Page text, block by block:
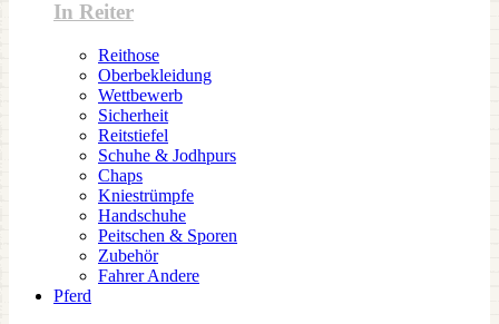
In Reiter
Reithose
Oberbekleidung
Wettbewerb
Sicherheit
Reitstiefel
Schuhe & Jodhpurs
Chaps
Kniestrümpfe
Handschuhe
Peitschen & Sporen
Zubehör
Fahrer Andere
Pferd